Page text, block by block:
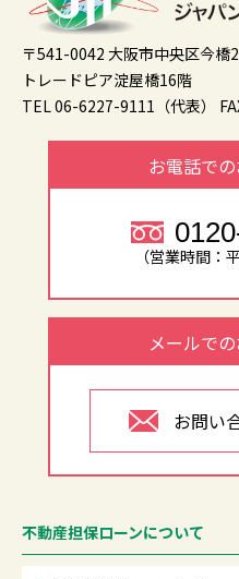
〒541-0042 大阪市中央区今橋
トレードピア淀屋橋16階
TEL 06-6227-9111（代表）
お電話で
（営業時間：
メールで
お問い
不動産担保ローンについて